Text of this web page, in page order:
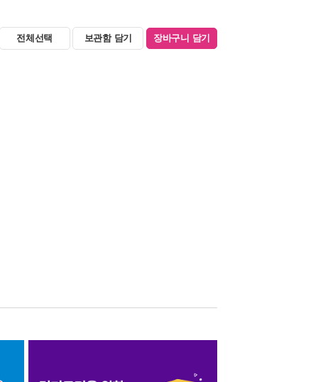
전체선택 보관함 담기 장바구니 담기